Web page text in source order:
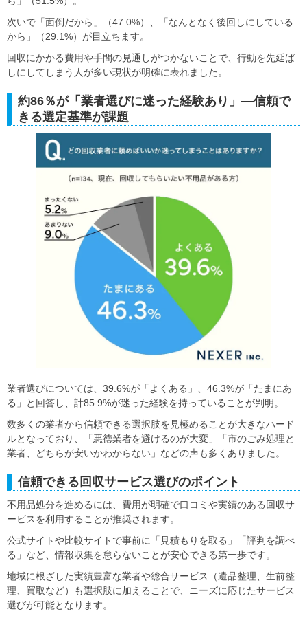
次いで「面倒だから」（47.0%）、「なんとなく後回しにしている
から」（29.1%）が目立ちます。
回収にかかる費用や手間の見通しがつかないことで、行動を先延ば
しにしてしまう人が多い現状が明確に表れました。
約86％が「業者選びに迷った経験あり」―信頼で
きる選定基準が課題
業者選びについては、39.6%が「よくある」、46.3%が「たまにあ
る」と回答し、計85.9%が迷った経験を持っていることが判明。
数多くの業者から信頼できる選択肢を見極めることが大きなハード
ルとなっており、「悪徳業者を避けるのが大変」「市のごみ処理と
業者、どちらが安いかわからない」などの声も多くありました。
信頼できる回収サービス選びのポイント
不用品処分を進めるには、費用が明確で口コミや実績のある回収サ
ービスを利用することが推奨されます。
公式サイトや比較サイトで事前に「見積もりを取る」「評判を調べ
る」など、情報収集を怠らないことが安心できる第一歩です。
地域に根ざした実績豊富な業者や総合サービス（遺品整理、生前整
理、買取など）も選択肢に加えることで、ニーズに応じたサービス
選びが可能となります。